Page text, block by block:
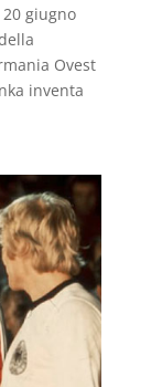
giugno
Ovest
inventa